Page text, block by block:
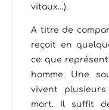
vitaux…).
A titre de
reçoit en
ce que
homme. Une
vivent
mort. Il suffit